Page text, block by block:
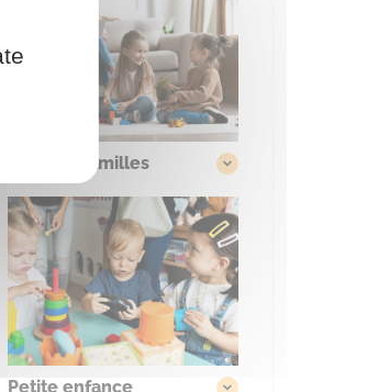
Kiosque familles
Petite enfance